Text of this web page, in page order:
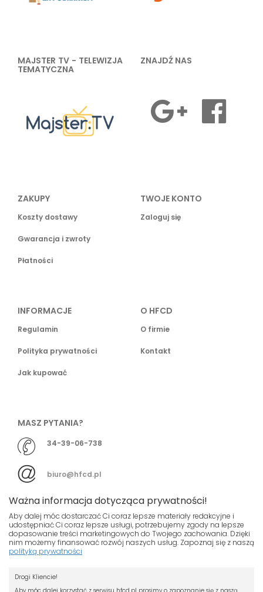
MAJSTER TV - TELEWIZJA
TEMATYCZNA
ZNAJDŹ NAS
ZAKUPY
Koszty dostawy
Gwarancja i zwroty
Płatności
TWOJE KONTO
Zaloguj się
INFORMACJE
Regulamin
Polityka prywatności
Jak kupować
O HFCD
O firmie
Kontakt
MASZ PYTANIA?
34-39-06-738
biuro@hfcd.pl
© HFCD - HF Centrum Dystrybucyjne- Wszelkie prawa
Ważna informacja dotycząca prywatności!
Aby dalej móc dostarczać Ci coraz lepsze materiały redakcyjne i
udostępniać Ci coraz lepsze usługi, potrzebujemy zgody na lepsze
dopasowanie treści marketingowych do Twojego zachowania. Dzięki
nim możemy finansować rozwój naszych usług. Zapoznaj się z naszą
polityką prywatności
Drogi Kliencie!